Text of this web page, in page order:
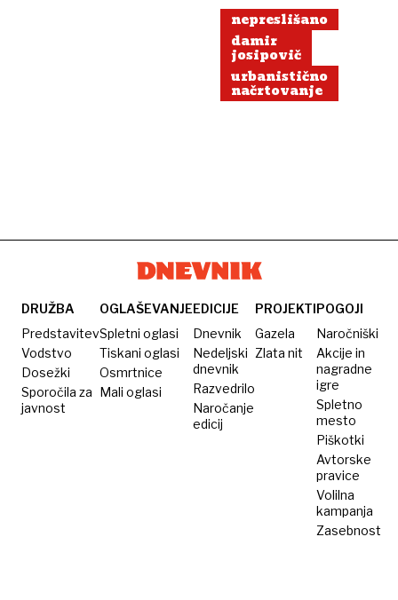
nepreslišano
damir
josipovič
urbanistično
načrtovanje
DRUŽBA
Predstavitev
Vodstvo
Dosežki
Sporočila za
javnost
OGLAŠEVANJE
Spletni oglasi
Tiskani oglasi
Osmrtnice
Mali oglasi
EDICIJE
Dnevnik
Nedeljski
dnevnik
Razvedrilo
Naročanje
edicij
PROJEKTI
Gazela
Zlata nit
POGOJI
Naročniški
Akcije in
nagradne
igre
Spletno
mesto
Piškotki
Avtorske
pravice
Volilna
kampanja
Zasebnost